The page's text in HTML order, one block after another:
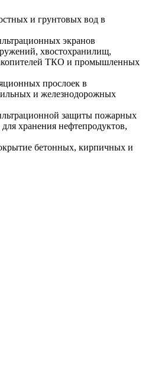
и грунтовых вод в
экранов
хвостохранилищ,
ТКО и промышленных
прослоек в
и железнодорожных
защиты пожарных
хранения нефтепродуктов,
бетонных, кирпичных и